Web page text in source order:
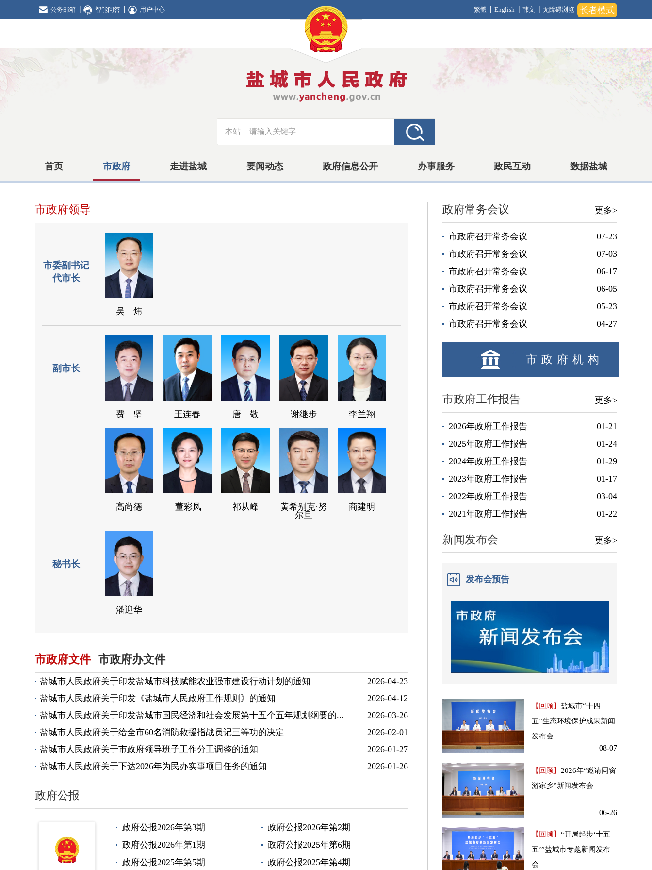
长者模式
公务邮箱 智能问答 用户中心 繁體 English 韩文 无障碍浏览
本站
首页 市政府 走进盐城 要闻动态 政府信息公开 办事服务 政民互动 数据盐城
市政府领导
市委副书记
代市长
吴 炜
副市长
费 坚 王连春 唐 敬 谢继步 李兰翔
高尚德 董彩凤 祁从峰
黄希别克·努
尔旦
商建明
秘书长
潘迎华
市政府文件 市政府办文件
盐城市人民政府关于印发盐城市科技赋能农业强市建设行动计划的通知
2026-04-23
盐城市人民政府关于印发《盐城市人民政府工作规则》的通知
2026-04-12
盐城市人民政府关于印发盐城市国民经济和社会发展第十五个五年规划纲要的...
2026-03-26
盐城市人民政府关于给全市60名消防救援指战员记三等功的决定
2026-02-01
盐城市人民政府关于市政府领导班子工作分工调整的通知
2026-01-27
盐城市人民政府关于下达2026年为民办实事项目任务的通知
2026-01-26
政府公报
政府公报2026年第3期
政府公报2026年第2期
政府公报2026年第1期
政府公报2025年第6期
政府公报2025年第5期
政府公报2025年第4期
政府常务会议 更多>
市政府召开常务会议
07-23
市政府召开常务会议
07-03
市政府召开常务会议
06-17
市政府召开常务会议
06-05
市政府召开常务会议
05-23
市政府召开常务会议
04-27
市政府机构
市政府工作报告 更多>
2026年政府工作报告
01-21
2025年政府工作报告
01-24
2024年政府工作报告
01-29
2023年政府工作报告
01-17
2022年政府工作报告
03-04
2021年政府工作报告
01-22
新闻发布会 更多>
发布会预告
【回顾】 盐城市“十四
五”生态环境保护成果新闻
发布会
08-07
【回顾】 2026年“邀请同窗
游家乡”新闻发布会
06-26
【回顾】 “开局起步‘十五
五’”盐城市专题新闻发布
会